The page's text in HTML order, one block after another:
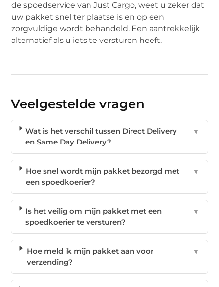
de spoedservice van Just Cargo, weet u zeker dat
uw pakket snel ter plaatse is en op een
zorgvuldige wordt behandeld. Een aantrekkelijk
alternatief als u iets te versturen heeft.
Veelgestelde vragen
Wat is het verschil tussen Direct Delivery
en Same Day Delivery?
▼
Hoe snel wordt mijn pakket bezorgd met
een spoedkoerier?
▼
Is het veilig om mijn pakket met een
spoedkoerier te versturen?
▼
Hoe meld ik mijn pakket aan voor
verzending?
▼